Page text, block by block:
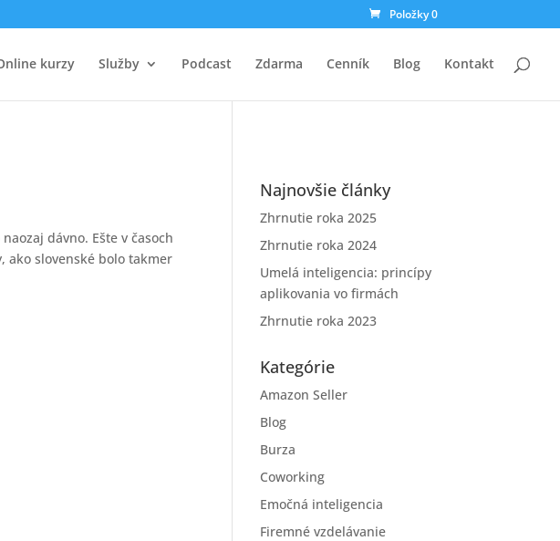
Položky 0
kurzy Služby Podcast Zdarma Cenník Blog Kontakt
dávno. Ešte v časoch
ako slovenské bolo takmer
Najnovšie články
Zhrnutie roka 2025
Zhrnutie roka 2024
Umelá inteligencia: princípy
aplikovania vo firmách
Zhrnutie roka 2023
Kategórie
Amazon Seller
Blog
Burza
Coworking
Emočná inteligencia
Firemné vzdelávanie